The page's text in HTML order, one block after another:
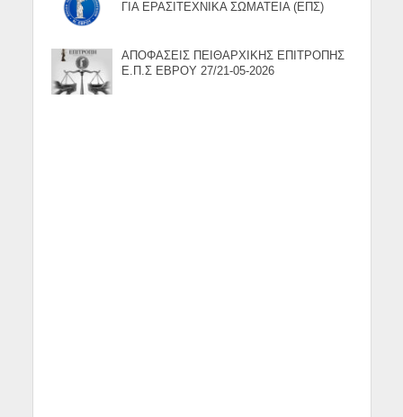
ΓΙΑ ΕΡΑΣΙΤΕΧΝΙΚΑ ΣΩΜΑΤΕΙΑ (ΕΠΣ)
ΑΠΟΦΑΣΕΙΣ ΠΕΙΘΑΡΧΙΚΗΣ ΕΠΙΤΡΟΠΗΣ
Ε.Π.Σ ΕΒΡΟΥ 27/21-05-2026